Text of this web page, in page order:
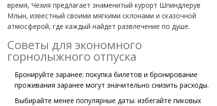
время, Чехия предлагает знаменитый курорт Шпиндлерув
Млын, известный своими мягкими склонами и сказочной
атмосферой, где каждый найдет развлечение по душе.
Советы для экономного
горнолыжного отпуска
Бронируйте заранее: покупка билетов и бронирование
проживания заранее могут значительно снизить расходы.
Выбирайте менее популярные даты: избегайте пиковых